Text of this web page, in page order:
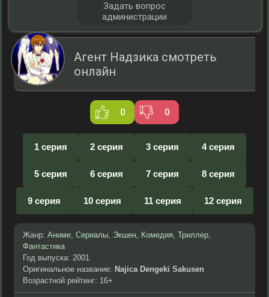
Агент Надзика смотреть
онлайн
0 0
1 серия 2 серия 3 серия 4 серия
5 серия 6 серия 7 серия 8 серия
9 серия 10 серия 11 серия 12 серия
Жанр: Аниме, Сериалы, Экшен, Комедия, Триллер,
Фантастика
Год выпуска: 2001
Оригинальное название: Najica Dengeki Sakusen
Возрастной рейтинг: 16+
Задать вопрос
администрации